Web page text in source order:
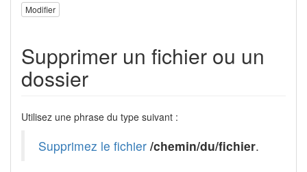
Modifier
Supprimer un fichier ou un
dossier
Utilisez une phrase du type suivant :
Supprimez le fichier /chemin/du/fichier.